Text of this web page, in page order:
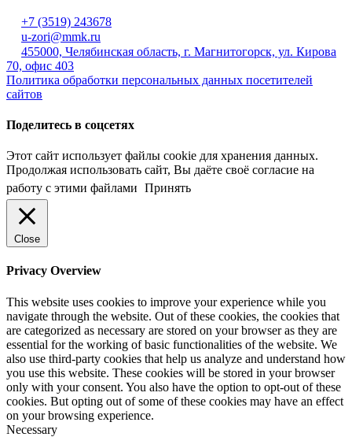
+7 (3519) 243678
u-zori@mmk.ru
455000, Челябинская область, г. Магнитогорск, ул. Кирова
70, офис 403
Политика обработки персональных данных посетителей
сайтов
Поделитесь в соцсетях
Этот сайт использует файлы cookie для хранения данных.
Продолжая использовать сайт, Вы даёте своё согласие на
работу с этими файлами Принять
Close
Privacy Overview
This website uses cookies to improve your experience while you
navigate through the website. Out of these cookies, the cookies that
are categorized as necessary are stored on your browser as they are
essential for the working of basic functionalities of the website. We
also use third-party cookies that help us analyze and understand how
you use this website. These cookies will be stored in your browser
only with your consent. You also have the option to opt-out of these
cookies. But opting out of some of these cookies may have an effect
on your browsing experience.
Necessary